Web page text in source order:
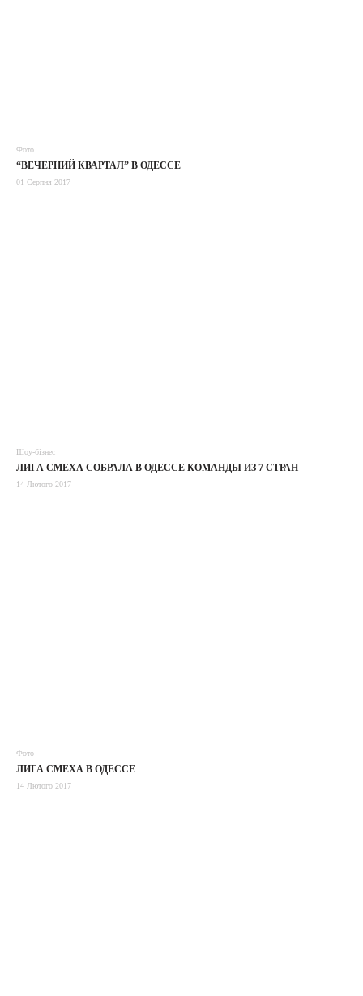
Фото
“ВЕЧЕРНИЙ КВАРТАЛ” В ОДЕССЕ
01 Серпня 2017
Шоу-бізнес
ЛИГА СМЕХА СОБРАЛА В ОДЕССЕ КОМАНДЫ ИЗ 7 СТРАН
14 Лютого 2017
Фото
ЛИГА СМЕХА В ОДЕССЕ
14 Лютого 2017